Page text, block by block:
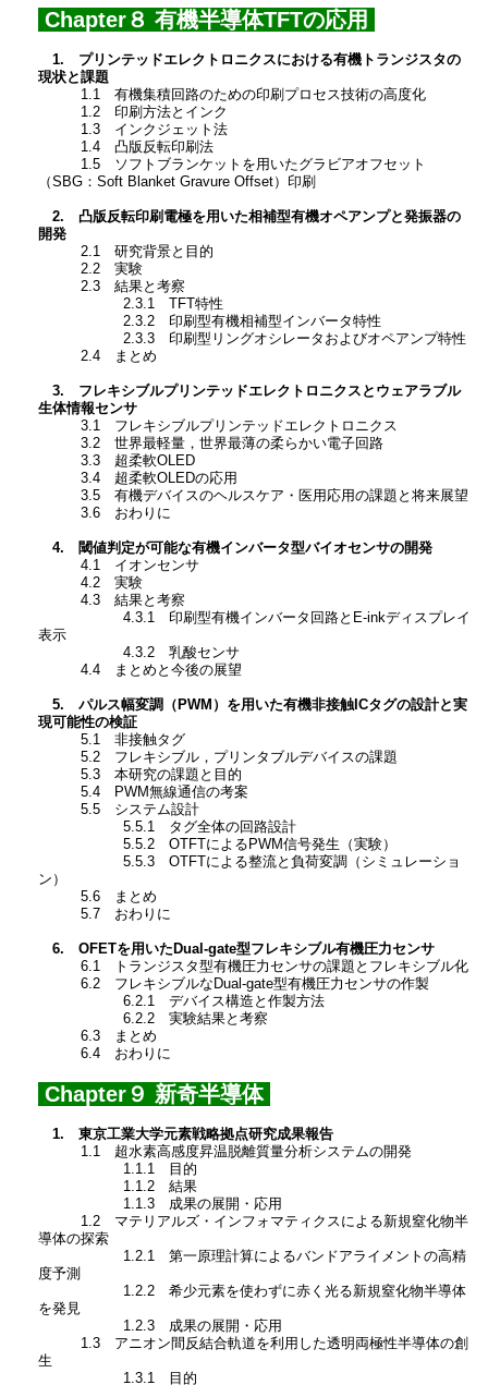
Chapter８ 有機半導体TFTの応用
1. プリンテッドエレクトロニクスにおける有機トランジスタの
現状と課題
1.1 有機集積回路のための印刷プロセス技術の高度化
1.2 印刷方法とインク
1.3 インクジェット法
1.4 凸版反転印刷法
1.5 ソフトブランケットを用いたグラビアオフセット
（SBG：Soft Blanket Gravure Offset）印刷
2. 凸版反転印刷電極を用いた相補型有機オペアンプと発振器の
開発
2.1 研究背景と目的
2.2 実験
2.3 結果と考察
2.3.1 TFT特性
2.3.2 印刷型有機相補型インバータ特性
2.3.3 印刷型リングオシレータおよびオペアンプ特性
2.4 まとめ
3. フレキシブルプリンテッドエレクトロニクスとウェアラブル
生体情報センサ
3.1 フレキシブルプリンテッドエレクトロニクス
3.2 世界最軽量，世界最薄の柔らかい電子回路
3.3 超柔軟OLED
3.4 超柔軟OLEDの応用
3.5 有機デバイスのヘルスケア・医用応用の課題と将来展望
3.6 おわりに
4. 閾値判定が可能な有機インバータ型バイオセンサの開発
4.1 イオンセンサ
4.2 実験
4.3 結果と考察
4.3.1 印刷型有機インバータ回路とE-inkディスプレイ
表示
4.3.2 乳酸センサ
4.4 まとめと今後の展望
5. パルス幅変調（PWM）を用いた有機非接触ICタグの設計と実
現可能性の検証
5.1 非接触タグ
5.2 フレキシブル，プリンタブルデバイスの課題
5.3 本研究の課題と目的
5.4 PWM無線通信の考案
5.5 システム設計
5.5.1 タグ全体の回路設計
5.5.2 OTFTによるPWM信号発生（実験）
5.5.3 OTFTによる整流と負荷変調（シミュレーショ
ン）
5.6 まとめ
5.7 おわりに
6. OFETを用いたDual-gate型フレキシブル有機圧力センサ
6.1 トランジスタ型有機圧力センサの課題とフレキシブル化
6.2 フレキシブルなDual-gate型有機圧力センサの作製
6.2.1 デバイス構造と作製方法
6.2.2 実験結果と考察
6.3 まとめ
6.4 おわりに
Chapter９ 新奇半導体
1. 東京工業大学元素戦略拠点研究成果報告
1.1 超水素高感度昇温脱離質量分析システムの開発
1.1.1 目的
1.1.2 結果
1.1.3 成果の展開・応用
1.2 マテリアルズ・インフォマティクスによる新規窒化物半
導体の探索
1.2.1 第一原理計算によるバンドアライメントの高精
度予測
1.2.2 希少元素を使わずに赤く光る新規窒化物半導体
を発見
1.2.3 成果の展開・応用
1.3 アニオン間反結合軌道を利用した透明両極性半導体の創
生
1.3.1 目的